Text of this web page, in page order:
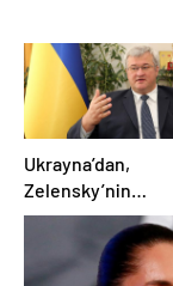
Ukrayna’dan,
Zelensky’nin
Putin’le şahsen
görüşme talebine
ilişkin açıklama